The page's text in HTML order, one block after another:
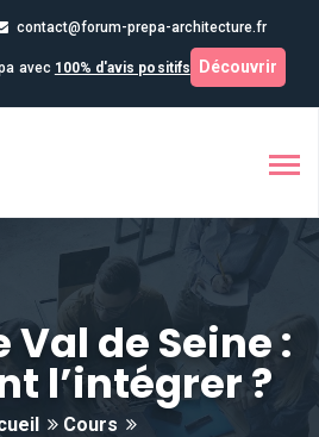
contact@forum-prepa-architecture.fr
avec 100% d'avis positifs Découvrir
Val de Seine :
l’intégrer ?
Cours